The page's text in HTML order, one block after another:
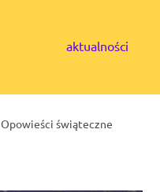
aktualności
Opowieści świąteczne